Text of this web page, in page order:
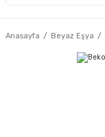
Anasayfa Beyaz Eşya